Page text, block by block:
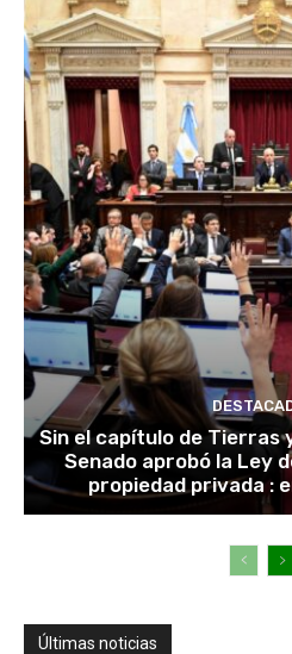
Sin el capítulo de Tierras
Senado aprobó la Ley
propiedad privada :
Últimas noticias